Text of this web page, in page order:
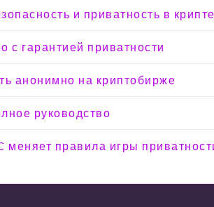
и приватность в
с гарантией приватности
анонимно на криптобирже
руководство
меняет правила игры